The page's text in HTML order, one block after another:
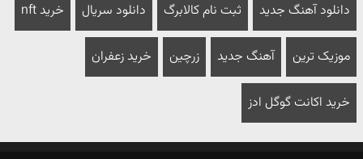
دانلود آهنگ جدید ثبت نام کالابرگ دانلود سریال خرید nft
موزیک ترین آهنگ جدید زرچین خرید زعفران
خرید اکانت گوگل ادز